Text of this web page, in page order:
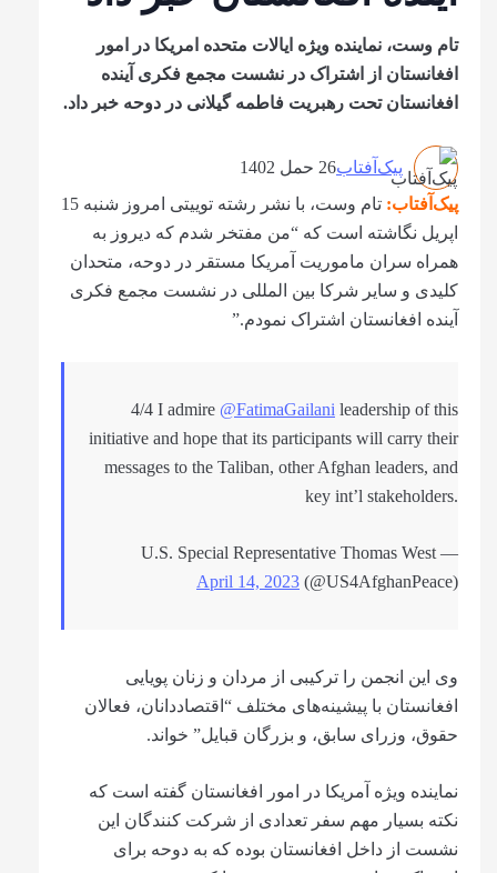
تام وست، نماینده ویژه ایالات متحده امریکا در امور
افغانستان از اشتراک در نشست مجمع فکری آینده
افغانستان تحت رهبریت فاطمه گیلانی در دوحه خبر داد.
پیک‌آفتاب26 حمل 1402
پیک‌آفتاب:
تام وست، با نشر رشته توییتی امروز شنبه 15
اپریل نگاشته است که “من مفتخر شدم که دیروز به
همراه سران ماموریت آمریکا مستقر در دوحه، متحدان
کلیدی و سایر شرکا بین المللی در نشست مجمع فکری
آینده افغانستان اشتراک نمودم.”
4/4 I admire@FatimaGailanileadership of this
initiative and hope that its participants will carry their
messages to the Taliban, other Afghan leaders, and
key int’l stakeholders.
— U.S. Special Representative Thomas West
(@US4AfghanPeace)
April 14, 2023
وی این انجمن را ترکیبی از مردان و زنان پویایی
افغانستان با پیشینه‌‏های مختلف “اقتصاددانان، فعالان
حقوق، وزرای سابق، و بزرگان قبایل” خواند.
نماینده ویژه آمریکا در امور افغانستان گفته است که
نکته بسیار مهم سفر تعدادی از شرکت کنندگان این
نشست از داخل افغانستان بوده که به دوحه برای